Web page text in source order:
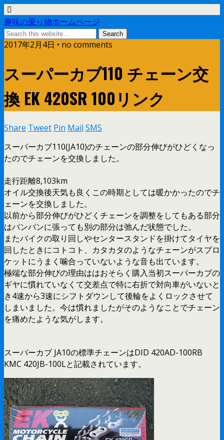
趣味の乗り物ホームページ
2017年2月4日 • no comments
スーパーカブ110 チェーン交
換 EK 420SR 100リンク
Share Tweet Pin Mail SMS
スーパーカブ110(JA10)のチェーンの部分伸びがひどくなっ
たのでチェーンを交換しました。
走行距離8,103km
オイル交換後天気も良くこの時期としては暖かかったのでチ
ェーンを交換しました。
以前から部分伸びがひどくチェーンを調整をしてもある部分
はパンパンに張っても別の部分は弛んだ状態でした。
またバイクの取り回しやセンタースタンドを掛けてタイヤを
回したときにコトコト、カタカタのようなチェーンがスプロ
ケットにうまく噛合っていないような音も出ています。
極端な部分伸びの理由ははおそらく購入当初スーパーカブの
ギヤに慣れていなくて交差点で特に右折で対向車がいないと
き4速から3速にシフトダウンして後輪をよくロックさせて
しまいました。今は慣れましたがそのようなことでチェーン
を痛めたような気がします。
スーパーカブ JA10の標準チェーンはDID 420AD-100RB
KMC 420JB-100Lと記載されています。